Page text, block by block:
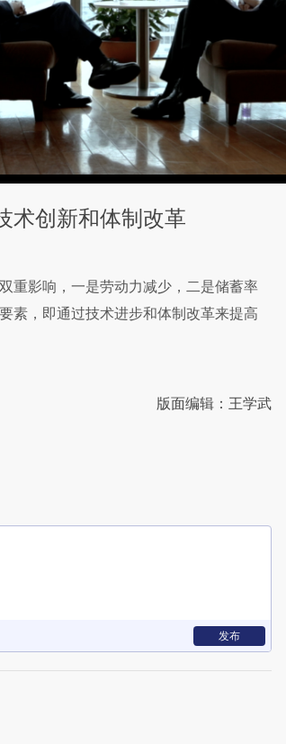
术创新和体制改革
重影响，一是劳动力减少，二是储蓄率
素，即通过技术进步和体制改革来提高
版面编辑：王学武
发布